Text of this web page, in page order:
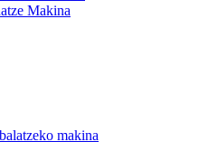
Makina